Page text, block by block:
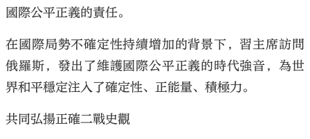
國際公平正義的責任。
在國際局勢不確定性持續增加的背景下，習主席訪問
俄羅斯，發出了維護國際公平正義的時代強音，為世
界和平穩定注入了確定性、正能量、積極力。
共同弘揚正確二戰史觀